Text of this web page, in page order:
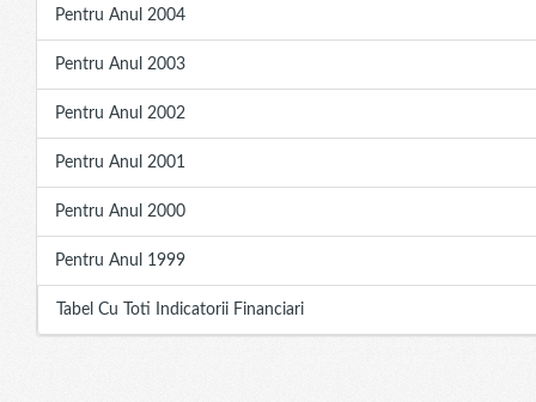
Pentru Anul 2004
Pentru Anul 2003
Pentru Anul 2002
Pentru Anul 2001
Pentru Anul 2000
Pentru Anul 1999
Tabel Cu Toti Indicatorii Financiari